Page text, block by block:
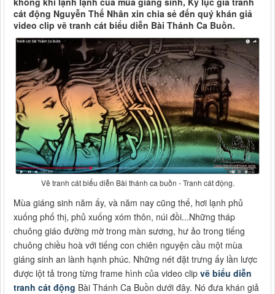
cát động Nguyễn Thế Nhân xin chia sẻ đến quý khán giả
video clip vẽ tranh cát biểu diễn Bài Thánh Ca Buồn.
Vẽ tranh cát biểu diễn Bài thánh ca buồn - Tranh cát động.
Mùa giáng sinh năm ấy, và năm nay cũng thế, hơi lạnh phủ
xuống phố thị, phủ xuống xóm thôn, núi đồi...Những tháp
chuông giáo đường mờ trong màn sương, hư ảo trong tiếng
chuông chiều hoà với tiếng con chiên nguyện cầu một mùa
giáng sinh an lành hạnh phúc. Những nét đặt trưng ấy lần lược
được lột tả trong từng frame hình của video clip vẽ biểu diễn
tranh cát động Bài Thánh Ca Buồn dưới đây. Nó đưa khán giả